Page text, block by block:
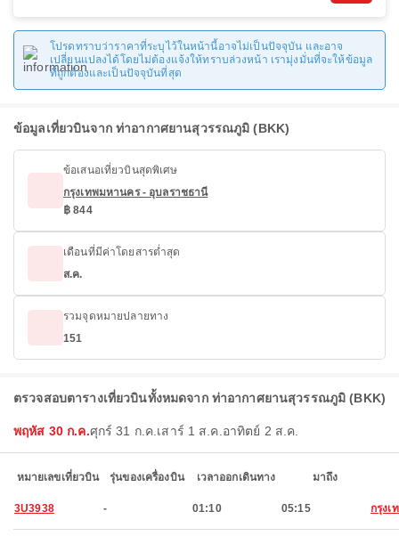
โปรดทราบว่าราคาที่ระบุไว้ในหน้านี้อาจไม่เป็นปัจจุบัน และอาจ
เปลี่ยนแปลงได้โดยไม่ต้องแจ้งให้ทราบล่วงหน้า เรามุ่งมั่นที่จะให้ข้อมูล
ที่ถูกต้องและเป็นปัจจุบันที่สุด
ข้อมูลเที่ยวบินจาก ท่าอากาศยานสุวรรณภูมิ (BKK)
ข้อเสนอเที่ยวบินสุดพิเศษ
กรุงเทพมหานคร - อุบลราชธานี
฿ 844
เดือนที่มีค่าโดยสารต่ำสุด
ส.ค.
รวมจุดหมายปลายทาง
151
ตรวจสอบตารางเที่ยวบินทั้งหมดจาก ท่าอากาศยานสุวรรณภูมิ (BKK)
พฤหัส 30 ก.ค.ศุกร์ 31 ก.ค. เสาร์ 1 ส.ค. อาทิตย์ 2 ส.ค.
หมายเลขเที่ยวบิน รุ่นของเครื่องบิน เวลาออกเดินทาง มาถึง
3U3938 - 01:10 05:15 กรุงเ